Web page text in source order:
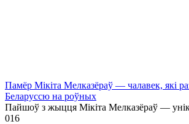
Памёр Мікіта Мелказёраў — чалавек, які
Беларуссю на роўных
Пайшоў з жыцця Мікіта Мелказёраў —
016